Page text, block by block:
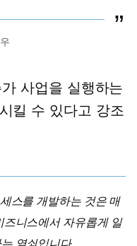
사업을 실행하는
킬 수 있다고 강조
스를 개발하는 것은 매
즈니스에서 자유롭게 일
열쇠입니다.